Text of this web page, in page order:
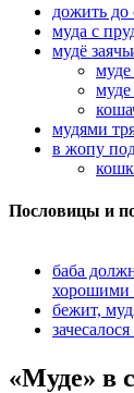
дожить до
муда с
мудё
муде
мудями
в жопу
Пословицы и
баба
хорошими
бежит,
«Муде» в